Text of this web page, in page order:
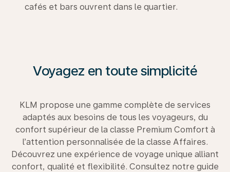
cafés et bars ouvrent dans le quartier.
Voyagez en toute simplicité
KLM propose une gamme complète de services
adaptés aux besoins de tous les voyageurs, du
confort supérieur de la classe Premium Comfort à
l’attention personnalisée de la classe Affaires.
Découvrez une expérience de voyage unique alliant
confort, qualité et flexibilité. Consultez notre guide